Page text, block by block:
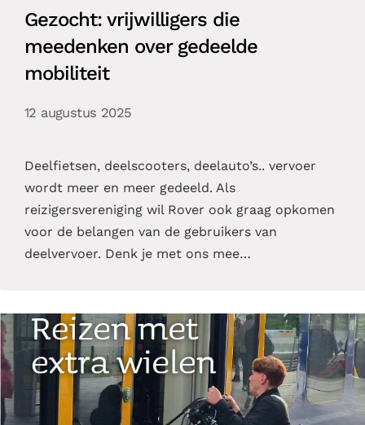
Gezocht: vrijwilligers die
meedenken over gedeelde
mobiliteit
12 augustus 2025
Deelfietsen, deelscooters, deelauto’s.. vervoer
wordt meer en meer gedeeld. Als
reizigersvereniging wil Rover ook graag opkomen
voor de belangen van de gebruikers van
deelvervoer. Denk je met ons mee…